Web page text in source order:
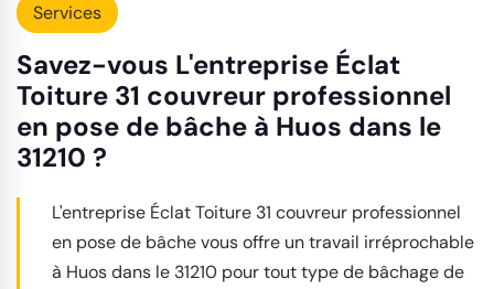
Services
Savez-vous L'entreprise Éclat
Toiture 31 couvreur professionnel
en pose de bâche à Huos dans le
31210 ?
L'entreprise Éclat Toiture 31 couvreur professionnel
en pose de bâche vous offre un travail irréprochable
à Huos dans le 31210 pour tout type de bâchage de